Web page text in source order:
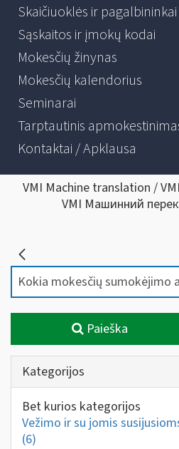
Skaičiuoklės ir pagalbininkai
Sąskaitos ir įmokų kodai
Mokesčių žinynas
Mokesčių kalendorius
Seminarai
Tarptautinis
Kontaktai / Apklausa
VMI Machine translation /
VMI Машинний
Paieška
Kategorijos
Bet kurios kategorijos
Vežimo ir su jomis
(6)